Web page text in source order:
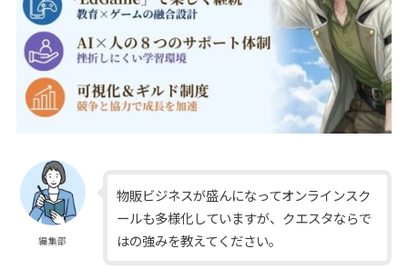
編集部
物販ビジネスが盛んになってオンラインスク
ールも多様化していますが、クエスタならで
はの強みを教えてください。